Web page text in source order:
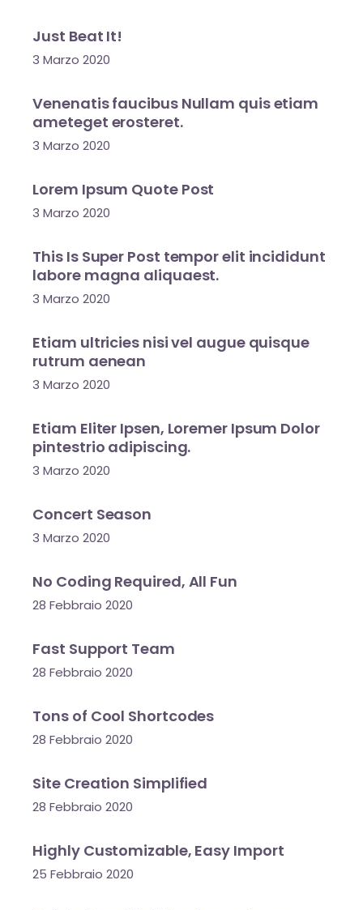
Just Beat It!
3 Marzo 2020
Venenatis faucibus Nullam quis etiam
ameteget erosteret.
3 Marzo 2020
Lorem Ipsum Quote Post
3 Marzo 2020
This Is Super Post tempor elit incididunt
labore magna aliquaest.
3 Marzo 2020
Etiam ultricies nisi vel augue quisque
rutrum aenean
3 Marzo 2020
Etiam Eliter Ipsen, Loremer Ipsum Dolor
pintestrio adipiscing.
3 Marzo 2020
Concert Season
3 Marzo 2020
No Coding Required, All Fun
28 Febbraio 2020
Fast Support Team
28 Febbraio 2020
Tons of Cool Shortcodes
28 Febbraio 2020
Site Creation Simplified
28 Febbraio 2020
Highly Customizable, Easy Import
25 Febbraio 2020